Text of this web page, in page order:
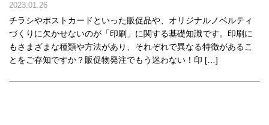
2023.01.26
チラシやポストカードといった販促品や、オリジナルノベルティ
づくりに欠かせないのが「印刷」に関する基礎知識です。印刷に
もさまざまな種類や方法があり、それぞれで異なる特徴があるこ
とをご存知ですか？販促物発注でもう迷わない！印 […]